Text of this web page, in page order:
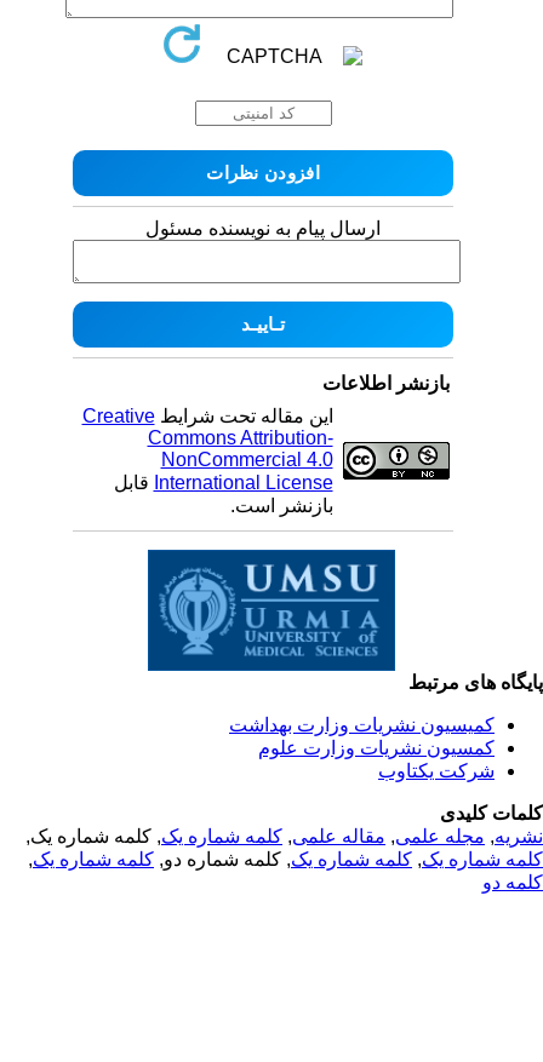
ارسال پیام به نویسنده مسئول
بازنشر اطلاعات
این مقاله تحت شرایطCreative
Commons Attribution-
NonCommercial 4.0
International Licenseقابل
بازنشر است.
های مرتبط
کمیسیون نشریات وزارت بهداشت
کمسیون نشریات وزارت علوم
شرکت یکتاوب
کلیدی
,مجله علمی, مقاله علمی, کلمه شماره یک, کلمه شماره یک,
شماره یک,کلمه شماره یک, کلمه شماره دو,کلمه شماره یک,
دو